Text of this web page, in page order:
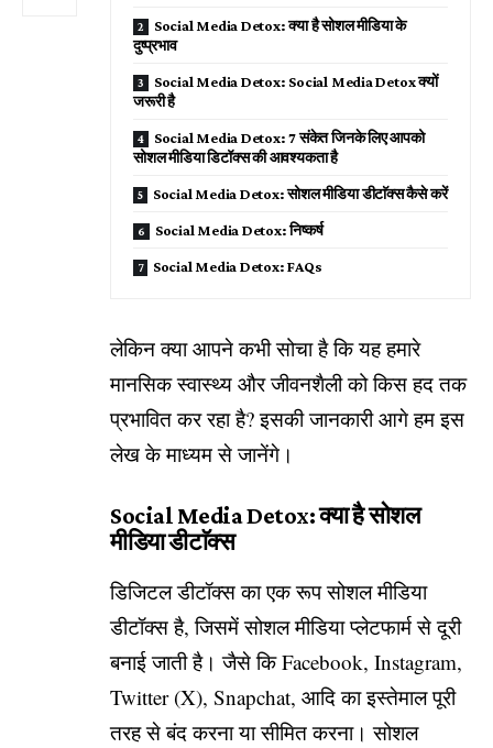
Social Media Detox: क्या है सोशल मीडिया के
दुष्प्रभाव
Social Media Detox: Social Media Detox क्यों
जरूरी है
Social Media Detox: 7 संकेत जिनके लिए आपको
सोशल मीडिया डिटॉक्स की आवश्यकता है
Social Media Detox: सोशल मीडिया डीटाॅक्स कैसे करें
Social Media Detox: निष्कर्ष
Social Media Detox: FAQs
लेकिन क्या आपने कभी सोचा है कि यह हमारे
मानसिक स्वास्थ्य और जीवनशैली को किस हद तक
प्रभावित कर रहा है? इसकी जानकारी आगे हम इस
लेख के माध्यम से जानेंगे।
Social Media Detox: क्या है सोशल
मीडिया डीटाॅक्स
डिजिटल डीटॉक्स का एक रूप सोशल मीडिया
डीटॉक्स है, जिसमें सोशल मीडिया प्लेटफार्म से दूरी
बनाई जाती है। जैसे कि Facebook, Instagram,
Twitter (X), Snapchat, आदि का इस्तेमाल पूरी
तरह से बंद करना या सीमित करना। सोशल